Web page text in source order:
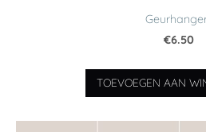
€6.50
TOEVOEGEN AAN